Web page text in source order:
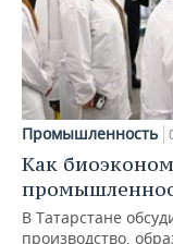
Промышленность
Как
В Татарстане
производство,